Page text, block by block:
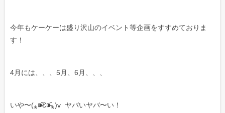
今年もケーケーは盛り沢山のイベント等企画をすすめておりま
す！
4月には、、、5月、6月、、、
いや〜(⁎⁍̴̆Ɛ⁍̴̆⁎)v ヤバいヤバ〜い！